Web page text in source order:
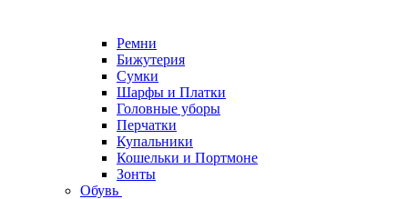
Ремни
Бижутерия
Сумки
Шарфы и Платки
Головные уборы
Перчатки
Купальники
Кошельки и Портмоне
Зонты
Обувь